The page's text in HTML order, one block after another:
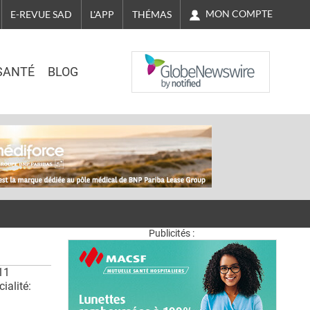
E-REVUE SAD L'APP THÉMAS MON COMPTE
BLOG
NASDAQ
Publicités :